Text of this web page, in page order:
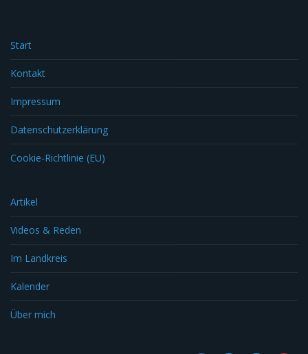
Start
Kontakt
Impressum
Datenschutzerklärung
Cookie-Richtlinie (EU)
Artikel
Videos & Reden
Im Landkreis
Kalender
Über mich